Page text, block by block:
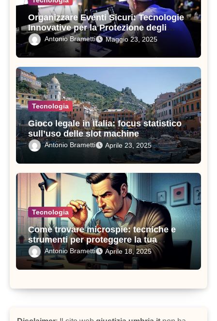
Organizzare Eventi Sicuri: Tecnologie
Innovative per la Protezione degli
OspitiAntonio Brametti Maggio 23, 2025
Tecnologia
Gioco legale in Italia: focus statistico
sull’uso delle slot machine
Antonio Brametti Aprile 23, 2025
Tecnologia
Come trovare microspie: tecniche e
strumenti per proteggere la tua
privacyAntonio Brametti Aprile 18, 2025